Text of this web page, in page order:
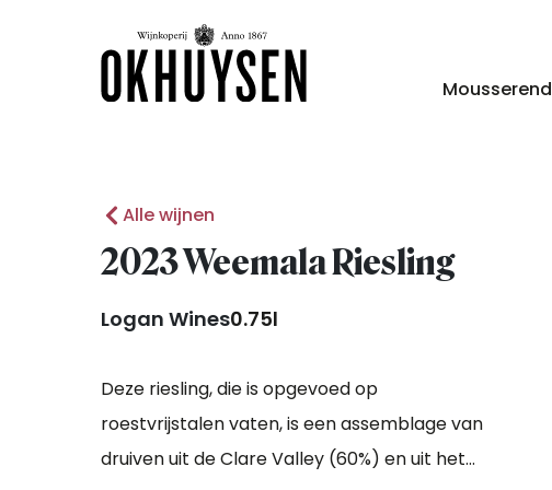
Mousserend
Alle wijnen
2023 Weemala Riesling
Logan Wines0.75l
Deze riesling, die is opgevoed op
roestvrijstalen vaten, is een assemblage van
druiven uit de Clare Valley (60%) en uit het